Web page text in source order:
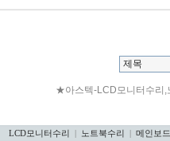
★아스텍-LCD모니터수리,
LCD모니터수리 | 노트북수리 | 메인보